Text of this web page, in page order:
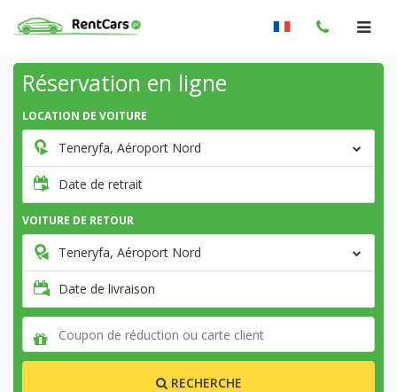
Réservation en ligne
LOCATION DE VOITURE
Teneryfa, Aéroport Nord
Date de retrait
VOITURE DE RETOUR
Teneryfa, Aéroport Nord
Date de livraison
RECHERCHE